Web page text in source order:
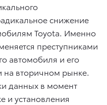
снижение
Toyota. Именно
преступниками
автомобиля и его
вторичном рынке.
данных в момент
и установления